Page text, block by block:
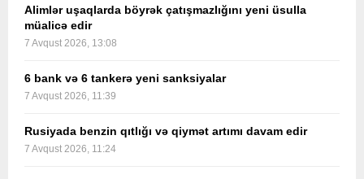
Alimlər uşaqlarda böyrək çatışmazlığını yeni üsulla
müalicə edir
7 Avqust 2026, 13:08
6 bank və 6 tankerə yeni sanksiyalar
7 Avqust 2026, 11:39
Rusiyada benzin qıtlığı və qiymət artımı davam edir
7 Avqust 2026, 11:24